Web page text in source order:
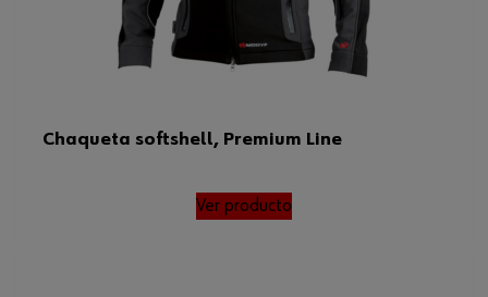
Chaqueta softshell, Premium Line
Ver producto